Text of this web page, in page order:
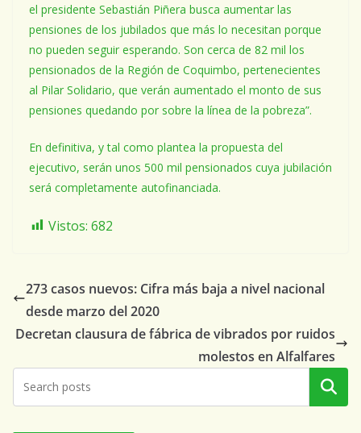
el presidente Sebastián Piñera busca aumentar las
pensiones de los jubilados que más lo necesitan porque
no pueden seguir esperando. Son cerca de 82 mil los
pensionados de la Región de Coquimbo, pertenecientes
al Pilar Solidario, que verán aumentado el monto de sus
pensiones quedando por sobre la línea de la pobreza”.
En definitiva, y tal como plantea la propuesta del
ejecutivo, serán unos 500 mil pensionados cuya jubilación
será completamente autofinanciada.
Vistos: 682
273 casos nuevos: Cifra más baja a nivel nacional
desde marzo del 2020
Decretan clausura de fábrica de vibrados por ruidos
molestos en Alfalfares
Buscar